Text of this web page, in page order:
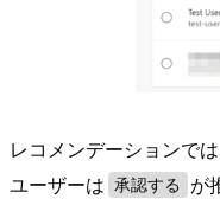
レコメンデーションで
ユーザーは 承認する が